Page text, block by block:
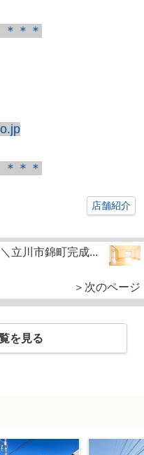
＊＊
＊＊
店舗紹介
立川市錦町完成...
＞次のページ
を見る